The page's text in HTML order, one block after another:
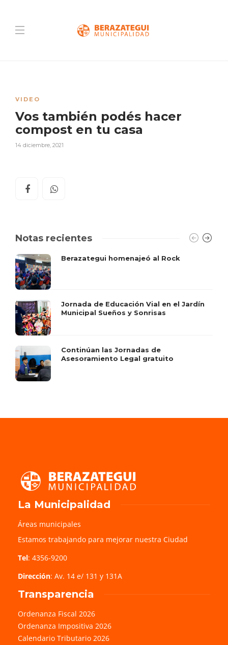
VIDEO
Vos también podés hacer
compost en tu casa
14 diciembre, 2021
Notas recientes
Berazategui homenajeó al Rock
Jornada de Educación Vial en el Jardín
Municipal Sueños y Sonrisas
Continúan las Jornadas de
Asesoramiento Legal gratuito
La Municipalidad
Áreas municipales
Estamos trabajando para mejorar nuestra Ciudad
Tel: 4356-9200
Dirección: Av. 14 e/ 131 y 131A
Transparencia
Ordenanza Fiscal 2026
Ordenanza Impositiva 2026
Calendario Tributario 2026